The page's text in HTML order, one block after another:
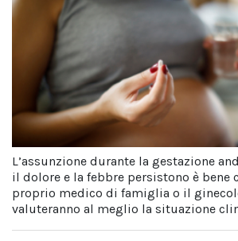
L’assunzione durante la gestazione
il dolore e la febbre persistono è bene
proprio medico di famiglia o il
valuteranno al meglio la situazione